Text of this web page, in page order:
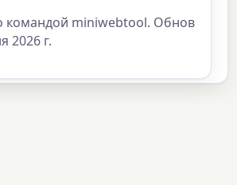
командой miniwebtool. Обнов
2026 г.